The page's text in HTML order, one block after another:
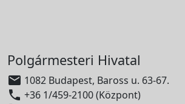
Polgármesteri Hivatal
 1082 Budapest, Baross u. 63-67.
 +36 1/459-2100 (Központ)